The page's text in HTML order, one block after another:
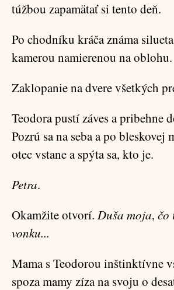
túžbou zapamätať si tento deň.
Po chodníku kráča známa
kamerou namierenou na oblohu.
Zaklopanie na dvere všetkých
Teodora pustí záves a pribehne
Pozrú sa na seba a po bleskovej
otec vstane a spýta sa, kto je.
Petra.
Okamžite otvorí. Duša moja, čo
vonku...
Mama s Teodorou inštinktívne
spoza mamy zíza na svoju o